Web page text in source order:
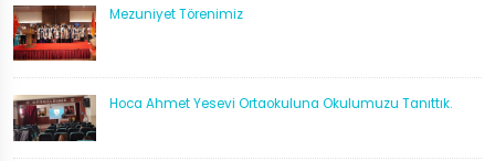
Mezuniyet Törenimiz
Hoca Ahmet Yesevi Ortaokuluna Okulumuzu Tanıttık.